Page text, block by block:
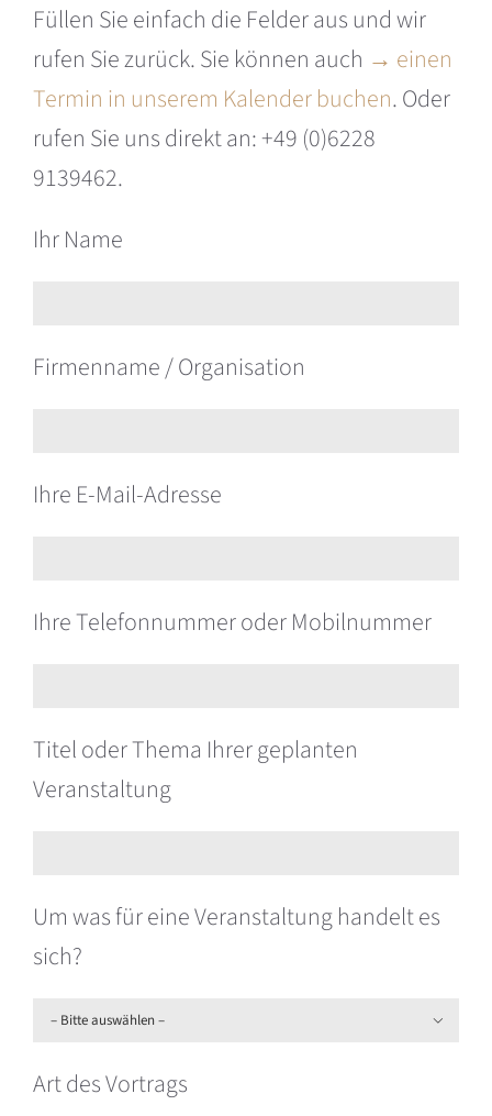
Füllen Sie einfach die Felder aus und wir
rufen Sie zurück. Sie können auch → einen
Termin in unserem Kalender buchen. Oder
rufen Sie uns direkt an: +49 (0)6228
9139462.
Ihr Name
Firmenname / Organisation
Ihre E-Mail-Adresse
Ihre Telefonnummer oder Mobilnummer
Bitte lasse dieses Feld leer.
Titel oder Thema Ihrer geplanten
Veranstaltung
Um was für eine Veranstaltung handelt es
sich?

Art des Vortrags